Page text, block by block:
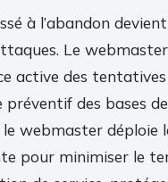
à l’abandon
Le
active des
des bases de
le webmaster déploie
pour minimiser le